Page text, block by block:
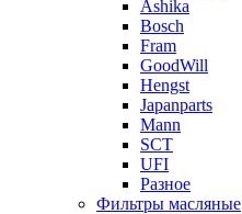
Ashika
Bosch
Fram
GoodWill
Hengst
Japanparts
Mann
SCT
UFI
Разное
Фильтры масляные